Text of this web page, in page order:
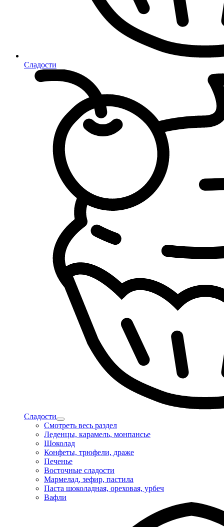
Сладости
Сладости
Смотреть весь раздел
Леденцы, карамель, монпансье
Шоколад
Конфеты, трюфели, драже
Печенье
Восточные сладости
Мармелад, зефир, пастила
Паста шоколадная, ореховая, урбеч
Вафли